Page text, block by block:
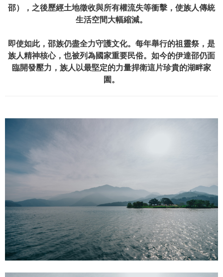
邵），之後歷經土地徵收與所有權流失等衝擊，使族人傳統
生活空間大幅縮減。
即使如此，邵族仍盡全力守護文化。每年舉行的祖靈祭，是
族人精神核心，也被列為國家重要民俗。如今的伊達邵仍面
臨開發壓力，族人以最堅定的力量捍衛這片珍貴的湖畔家
園。